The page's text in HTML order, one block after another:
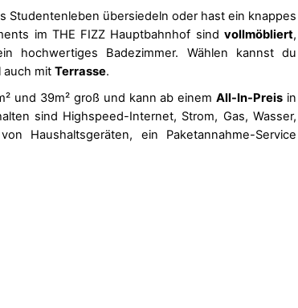
Studentenleben übersiedeln oder hast ein knappes
im THE FIZZ Hauptbahnhof sind vollmöbliert,
hochwertiges Badezimmer. Wählen kannst du
auch mit Terrasse.
und 39m² groß und kann ab einemAll-In-Preis in
sind Highspeed-Internet, Strom, Gas, Wasser,
Haushaltsgeräten, ein Paketannahme-Service